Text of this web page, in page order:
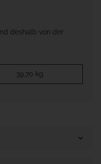
deshalb von der
39,70 kg